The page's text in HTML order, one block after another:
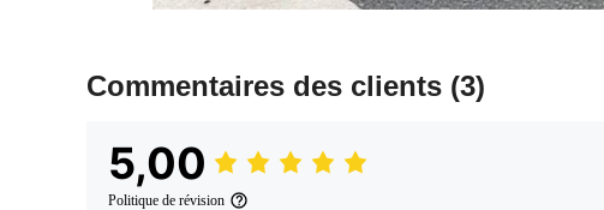
Commentaires des clients (3)
5,00
Politique de révision